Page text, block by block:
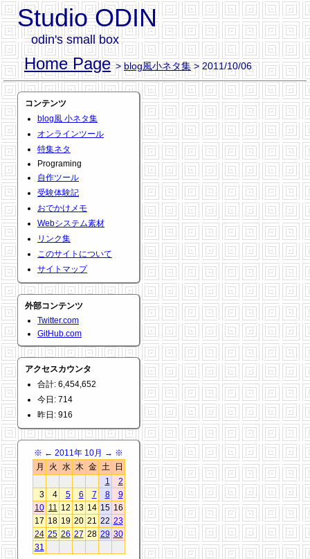
Studio ODIN
odin's small box
Home Page >blog風小ネタ集> 2011/10/06
コンテンツ
blog風 小ネタ集
オンラインツール
特集ネタ
Programing
自作ツール
受験体験記
おでかけメモ
Webシステム素材
リンク集
このサイトについて
サイトマップ
外部コンテンツ
Twitter.com
GitHub.com
アクセスカウンタ
合計: 6,454,652
今日: 714
昨日: 916
※ ← 2011年 10月 → ※
月
火 水 木 金 土
日
1
2
3
4 5 6 7 8
9
10 11 12 13 14 15 16
17 18 19 20 21 22 23
24 25 26 27 28 29 30
31